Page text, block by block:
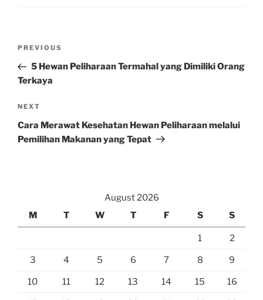
Previous
Post
PREVIOUS
5 Hewan Peliharaan Termahal yang Dimiliki Orang
Terkaya
Next
Post
NEXT
Cara Merawat Kesehatan Hewan Peliharaan melalui
Pemilihan Makanan yang Tepat
August 2026
M
T W T F S S
1 2
3 4 5 6 7 8 9
10 11 12 13 14 15 16